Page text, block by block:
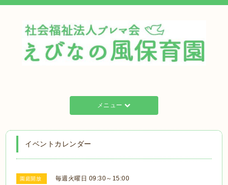
メニュー
イベントカレンダー
園庭開放 毎週火曜日 09:30～15:00